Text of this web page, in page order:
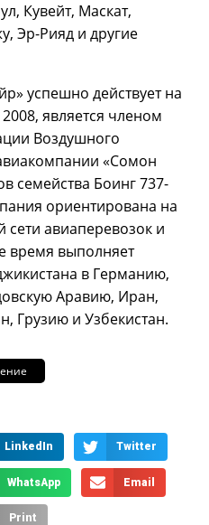
Кувейт, Маскат,
Эр-Рияд и другие
успешно действует на
является членом
Воздушного
«Сомон
семейства Боинг 737-
ориентирована на
авиаперевозок и
время выполняет
в Германию,
Аравию, Иран,
Грузию и Узбекистан.
LinkedIn Twitter
WhatsApp Email
Print